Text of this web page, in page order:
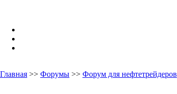
Главная >> Форумы >> Форум для нефтетрейдеров